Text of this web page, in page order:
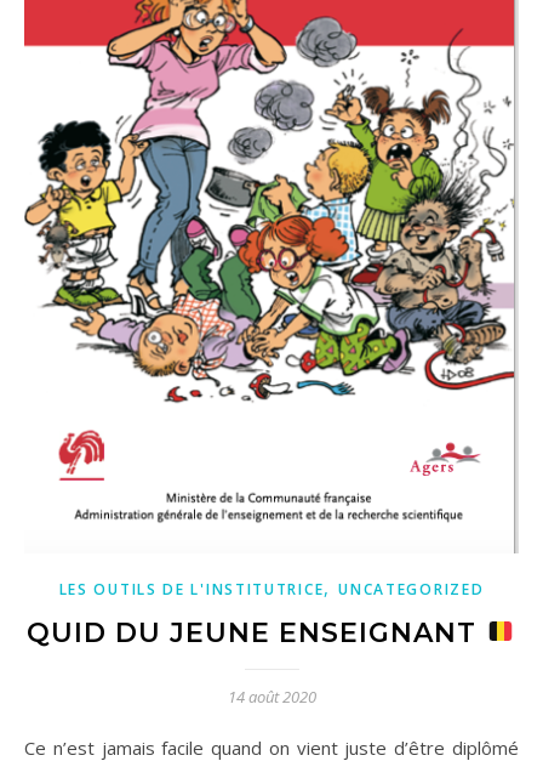
LES OUTILS DE L'INSTITUTRICE,UNCATEGORIZED
QUID DU JEUNE ENSEIGNANT
14 août 2020
Ce n’est jamais facile quand on vient juste d’être diplômé